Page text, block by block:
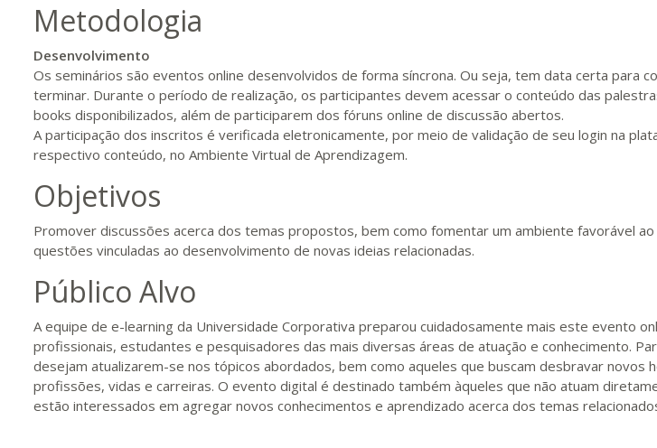
Metodologia
Desenvolvimento
Os seminários são eventos online desenvolvidos de forma síncrona. Ou seja, tem data certa para
terminar. Durante o período de realização, os participantes devem acessar o conteúdo das
books disponibilizados, além de participarem dos fóruns online de discussão abertos.
A participação dos inscritos é verificada eletronicamente, por meio de validação de seu login na
respectivo conteúdo, no Ambiente Virtual de Aprendizagem.
Objetivos
Promover discussões acerca dos temas propostos, bem como fomentar um ambiente favorável
questões vinculadas ao desenvolvimento de novas ideias relacionadas.
Público Alvo
A equipe de e-learning da Universidade Corporativa preparou cuidadosamente mais este evento
profissionais, estudantes e pesquisadores das mais diversas áreas de atuação e conhecimento.
desejam atualizarem-se nos tópicos abordados, bem como aqueles que buscam desbravar novos
profissões, vidas e carreiras. O evento digital é destinado também àqueles que não atuam
estão interessados em agregar novos conhecimentos e aprendizado acerca dos temas